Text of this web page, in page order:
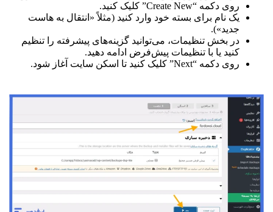
روی دکمه “Create New” کلیک کنید.
یک نام برای بسته خود وارد کنید (مثلاً «انتقال به هاست
جدید»).
در بخش تنظیمات، می‌توانید گزینه‌های پیشرفته را تنظیم
کنید یا با تنظیمات پیش‌فرض ادامه دهید.
روی دکمه “Next” کلیک کنید تا اسکن سایت آغاز شود.